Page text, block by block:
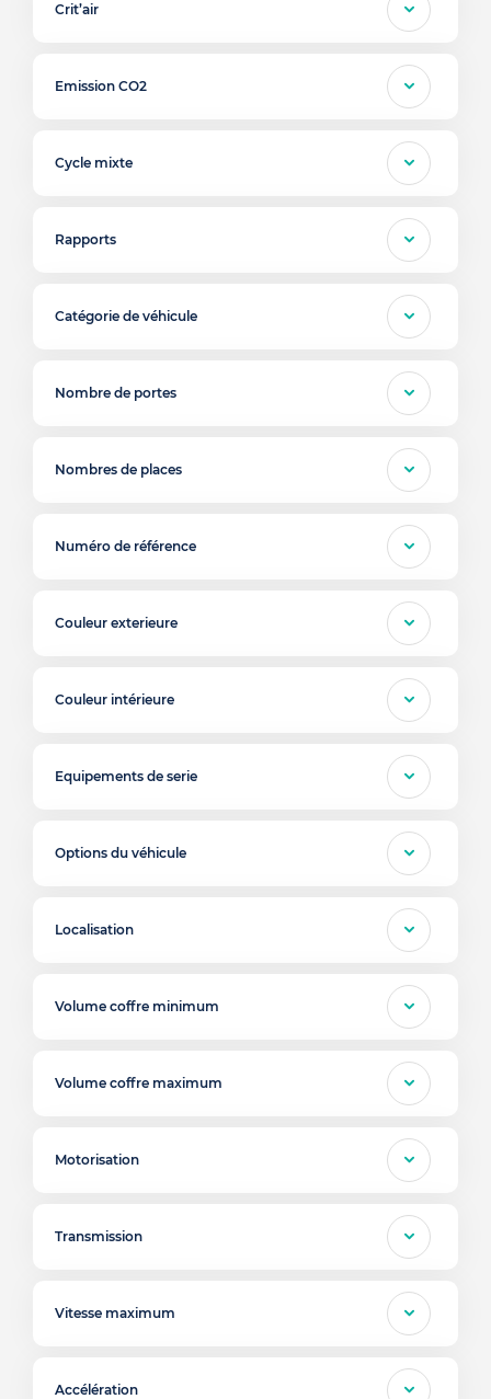
Crit’air
Emission CO2
Cycle mixte
Rapports
Catégorie de véhicule
Nombre de portes
Nombres de places
Numéro de référence
Couleur exterieure
Couleur intérieure
Equipements de serie
Options du véhicule
Localisation
Volume coffre minimum
Volume coffre maximum
Motorisation
Transmission
Vitesse maximum
Accélération